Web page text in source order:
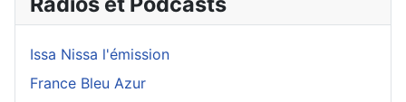
Issa Nissa l'émission
France Bleu Azur